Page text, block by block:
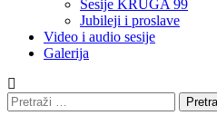
Sesije KRUGA 99
Jubileji i proslave
Video i audio sesije
Galerija
Pretraga: